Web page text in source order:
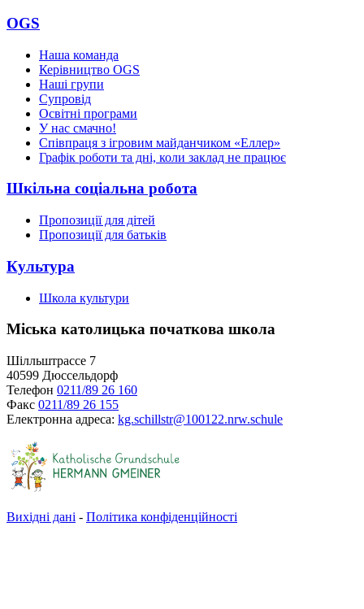
OGS
Наша команда
Керівництво OGS
Наші групи
Супровід
Освітні програми
У нас смачно!
Співпраця з ігровим майданчиком «Еллер»
Графік роботи та дні, коли заклад не працює
Шкільна соціальна робота
Пропозиції для дітей
Пропозиції для батьків
Культура
Школа культури
Міська католицька початкова школа
Шілльштрассе 7
40599 Дюссельдорф
Телефон 0211/89 26 160
Факс 0211/89 26 155
Електронна адреса: kg.schillstr@100122.nrw.schule
Вихідні дані - Політика конфіденційності